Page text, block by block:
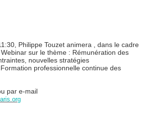
Philippe Touzet animera , dans le cadre
sur le thème : Rémunération des
nouvelles stratégies
professionnelle continue des
par e-mail